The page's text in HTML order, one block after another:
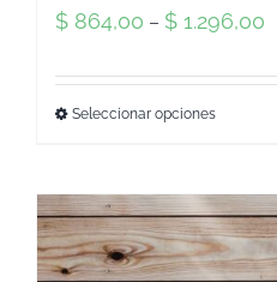
$ 864,00 – $ 1.296,00
Seleccionar opciones